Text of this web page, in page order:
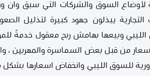
لأوضاع السوق والشركات التي سبق
يبذلون جهود كبيرة لتذليل
وبيعها بهامش ربح معقول خدمةً
من قبل بعض السماسرة والمهربين ،
للسوق الليبي وانخفاض اسعارها